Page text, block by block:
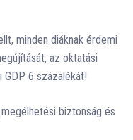
minden diáknak érdemi
az oktatási
6 százalékát!
biztonság és